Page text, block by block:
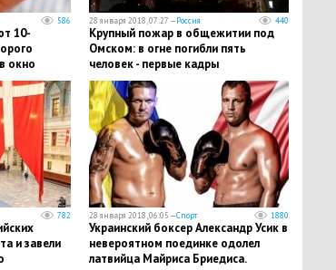
586
10-
окно
28 января 2018, 07:27 —Россия 440
Крупный пожар в общежитии под
Омском: в огне погибли пять
человек - первые кадры
782
и завели
28 января 2018, 06:05 —Спорт 1880
Украинский боксер Александр Усик в
невероятном поединке одолел
латвийца Майриса Бриедиса.